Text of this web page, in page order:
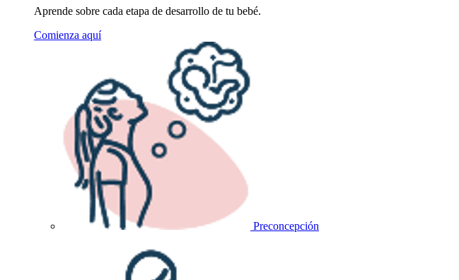
Aprende sobre cada etapa de desarrollo de tu bebé.
Comienza aquí
Preconcepción